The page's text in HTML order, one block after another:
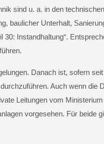
sind u. a. in den
baulicher Unterhalt,
Instandhaltung“.
Danach ist, sofern
Auch wenn die
Leitungen vom
vorgesehen. Für beide